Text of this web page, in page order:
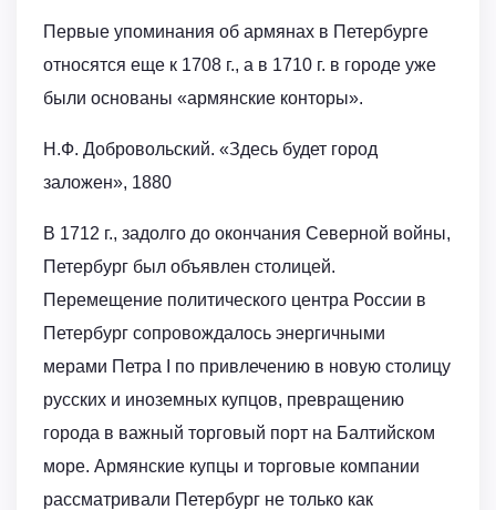
Первые упоминания об армянах в Петербурге
относятся еще к 1708 г., а в 1710 г. в городе уже
были основаны «армянские конторы».
Н.Ф. Добровольский. «Здесь будет город
заложен», 1880
В 1712 г., задолго до окончания Северной войны,
Петербург был объявлен столицей.
Перемещение политического центра России в
Петербург сопровождалось энергичными
мерами Петра I по привлечению в новую столицу
русских и иноземных купцов, превращению
города в важный торговый порт на Балтийском
море. Армянские купцы и торговые компании
рассматривали Петербург не только как